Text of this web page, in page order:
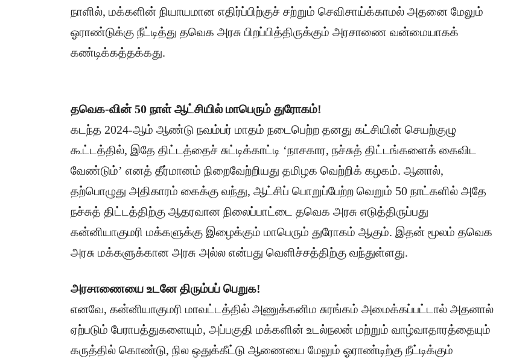
நாளில், மக்களின் நியாயமான எதிர்ப்பிற்குச் சற்றும் செவிசாய்க்காமல் அதனை மேலும்
ஓராண்டுக்கு நீட்டித்து தவெக அரசு பிறப்பித்திருக்கும் அரசாணை வன்மையாகக்
கண்டிக்கத்தக்கது.
தவெக-வின் 50 நாள் ஆட்சியில் மாபெரும் துரோகம்!
​கடந்த 2024-ஆம் ஆண்டு நவம்பர் மாதம் நடைபெற்ற தனது கட்சியின் செயற்குழு
கூட்டத்தில், இதே திட்டத்தைச் சுட்டிக்காட்டி ‘நாசகார, நச்சுத் திட்டங்களைக் கைவிட
வேண்டும்’ எனத் தீர்மானம் நிறைவேற்றியது தமிழக வெற்றிக் கழகம். ஆனால்,
தற்பொழுது அதிகாரம் கைக்கு வந்து, ஆட்சிப் பொறுப்பேற்ற வெறும் 50 நாட்களில் அதே
நச்சுத் திட்டத்திற்கு ஆதரவான நிலைப்பாட்டை தவெக அரசு எடுத்திருப்பது
கன்னியாகுமரி மக்களுக்கு இழைக்கும் மாபெரும் துரோகம் ஆகும். இதன் மூலம் தவெக
அரசு மக்களுக்கான அரசு அல்ல என்பது வெளிச்சத்திற்கு வந்துள்ளது.
​அரசாணையை உடனே திரும்பப் பெறுக!
​எனவே, கன்னியாகுமரி மாவட்டத்தில் அணுக்கனிம சுரங்கம் அமைக்கப்பட்டால் அதனால்
ஏற்படும் பேராபத்துகளையும், அப்பகுதி மக்களின் உடல்நலன் மற்றும் வாழ்வாதாரத்தையும்
கருத்தில் கொண்டு, நில ஒதுக்கீட்டு ஆணையை மேலும் ஓராண்டிற்கு நீட்டிக்கும்